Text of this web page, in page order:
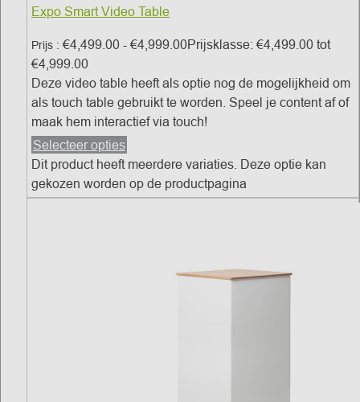
Expo Smart Video Table
Prijs : €4,499.00 - €4,999.00Prijsklasse: €4,499.00 tot
€4,999.00
Deze video table heeft als optie nog de mogelijkheid om
als touch table gebruikt te worden. Speel je content af of
maak hem interactief via touch!
Selecteer opties
Dit product heeft meerdere variaties. Deze optie kan
gekozen worden op de productpagina